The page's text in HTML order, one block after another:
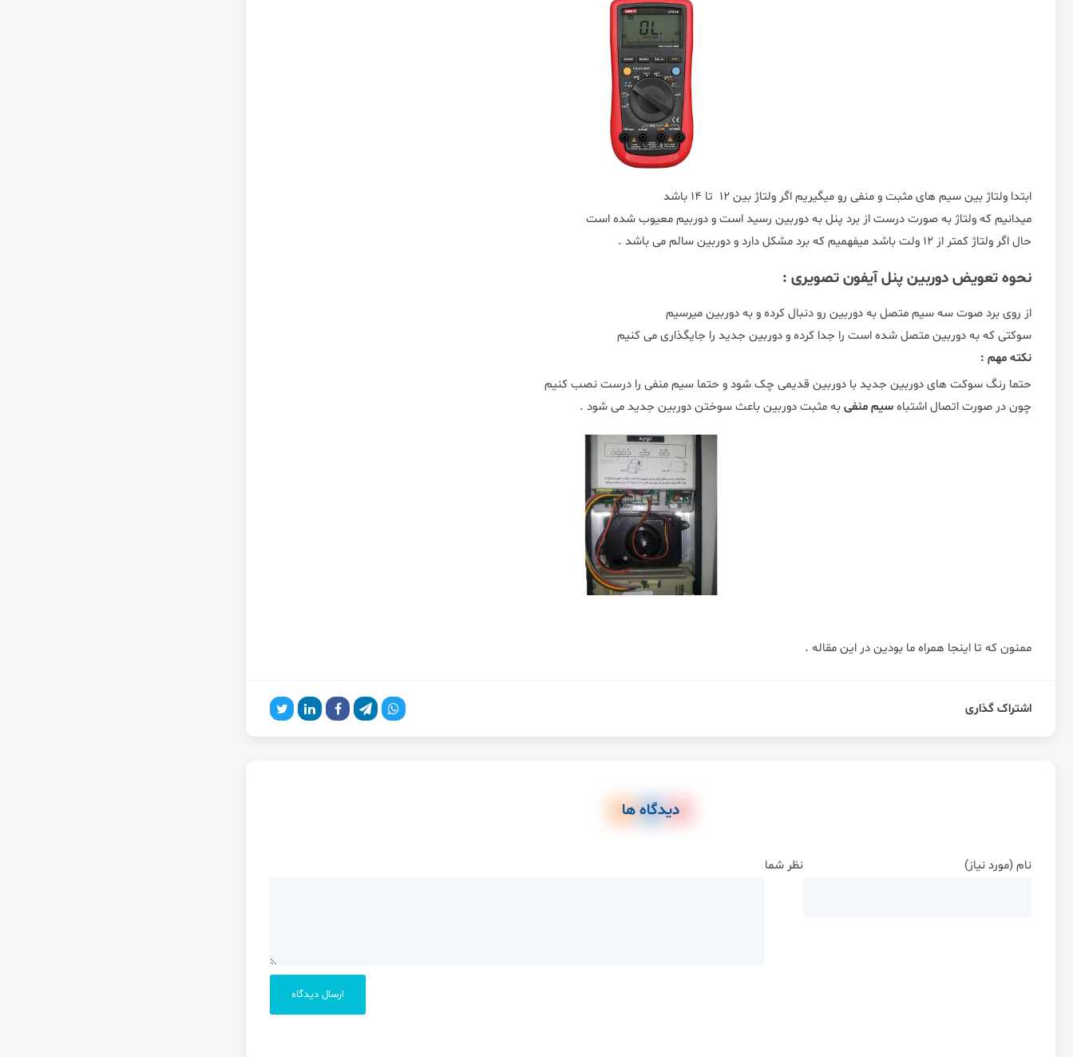
ابتدا ولتاژ بین سیم های مثبت و منفی رو میگیریم اگر ولتاژ بین 12 تا 14 باشد
میدانیم که ولتاژ به صورت درست از برد پنل به دوربین رسید است و دوربیم معیوب شده است
حال اگر ولتاژ کمتر از 12 ولت باشد میفهمیم که برد مشکل دارد و دوربین سالم می باشد .
نحوه تعویض دوربین پنل آیفون تصویری :
از روی برد صوت سه سیم متصل به دوربین رو دنبال کرده و به دوربین میرسیم
سوکتی که به دوربین متصل شده است را جدا کرده و دوربین جدید را جایگذاری می کنیم
نکته مهم :
حتما رنگ سوکت های دوربین جدید با دوربین قدیمی چک شود و حتما سیم منفی را درست نصب کنیم
چون در صورت اتصال اشتباهسیم منفیبه مثبت دوربین باعث سوختن دوربین جدید می شود .
ممنون که تا اینجا همراه ما بودین در این مقاله .
اشتراک گذاری
دیدگاه ها
نام (مورد نیاز) نظر شما